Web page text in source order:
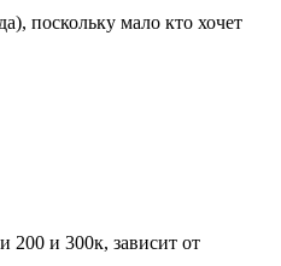
поскольку мало кто хочет
200 и 300к, зависит от